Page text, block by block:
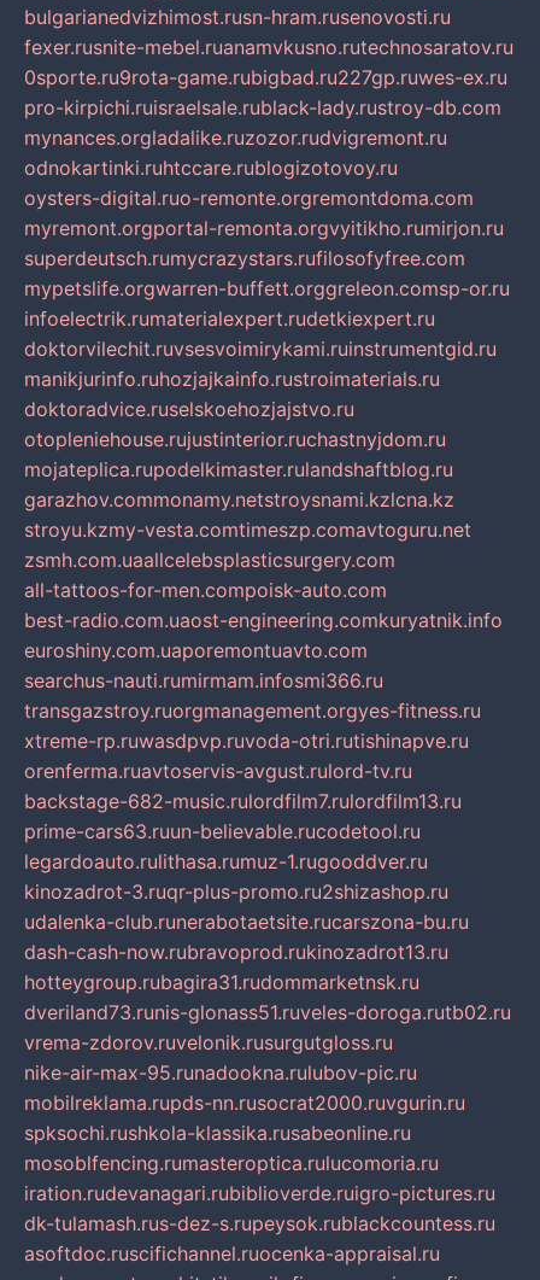
bulgarianedvizhimost.rusn-hram.rusenovosti.ru
fexer.rusnite-mebel.ruanamvkusno.rutechnosaratov.ru
0sporte.ru9rota-game.rubigbad.ru227gp.ruwes-ex.ru
pro-kirpichi.ruisraelsale.rublack-lady.rustroy-db.com
mynances.orgladalike.ruzozor.rudvigremont.ru
odnokartinki.ruhtccare.rublogizotovoy.ru
oysters-digital.ruo-remonte.orgremontdoma.com
myremont.orgportal-remonta.orgvyitikho.rumirjon.ru
superdeutsch.rumycrazystars.rufilosofyfree.com
mypetslife.orgwarren-buffett.orggreleon.comsp-or.ru
infoelectrik.rumaterialexpert.rudetkiexpert.ru
doktorvilechit.ruvsesvoimirykami.ruinstrumentgid.ru
manikjurinfo.ruhozjajkainfo.rustroimaterials.ru
doktoradvice.ruselskoehozjajstvo.ru
otopleniehouse.rujustinterior.ruchastnyjdom.ru
mojateplica.rupodelkimaster.rulandshaftblog.ru
garazhov.commonamy.netstroysnami.kzlcna.kz
stroyu.kzmy-vesta.comtimeszp.comavtoguru.net
zsmh.com.uaallcelebsplasticsurgery.com
all-tattoos-for-men.compoisk-auto.com
best-radio.com.uaost-engineering.comkuryatnik.info
euroshiny.com.uaporemontuavto.com
searchus-nauti.rumirmam.infosmi366.ru
transgazstroy.ruorgmanagement.orgyes-fitness.ru
xtreme-rp.ruwasdpvp.ruvoda-otri.rutishinapve.ru
orenferma.ruavtoservis-avgust.rulord-tv.ru
backstage-682-music.rulordfilm7.rulordfilm13.ru
prime-cars63.ruun-believable.rucodetool.ru
legardoauto.rulithasa.rumuz-1.rugooddver.ru
kinozadrot-3.ruqr-plus-promo.ru2shizashop.ru
udalenka-club.runerabotaetsite.rucarszona-bu.ru
dash-cash-now.rubravoprod.rukinozadrot13.ru
hotteygroup.rubagira31.rudommarketnsk.ru
dveriland73.runis-glonass51.ruveles-doroga.rutb02.ru
vrema-zdorov.ruvelonik.rusurgutgloss.ru
nike-air-max-95.runadookna.rulubov-pic.ru
mobilreklama.rupds-nn.rusocrat2000.ruvgurin.ru
spksochi.rushkola-klassika.rusabeonline.ru
mosoblfencing.rumasteroptica.rulucomoria.ru
iration.rudevanagari.rubiblioverde.ruigro-pictures.ru
dk-tulamash.rus-dez-s.rupeysok.rublackcountess.ru
asoftdoc.ruscifichannel.ruocenka-appraisal.ru